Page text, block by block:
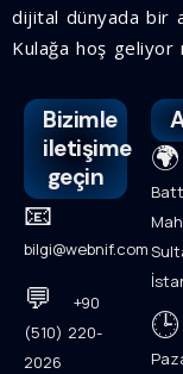
dijital dünyada bir
Kulağa hoş geliyor
Bizimle
iletişime
geçin
📧
bilgi@webnif.com
💬
+90
(510) 220-
2026
🌍
🕒